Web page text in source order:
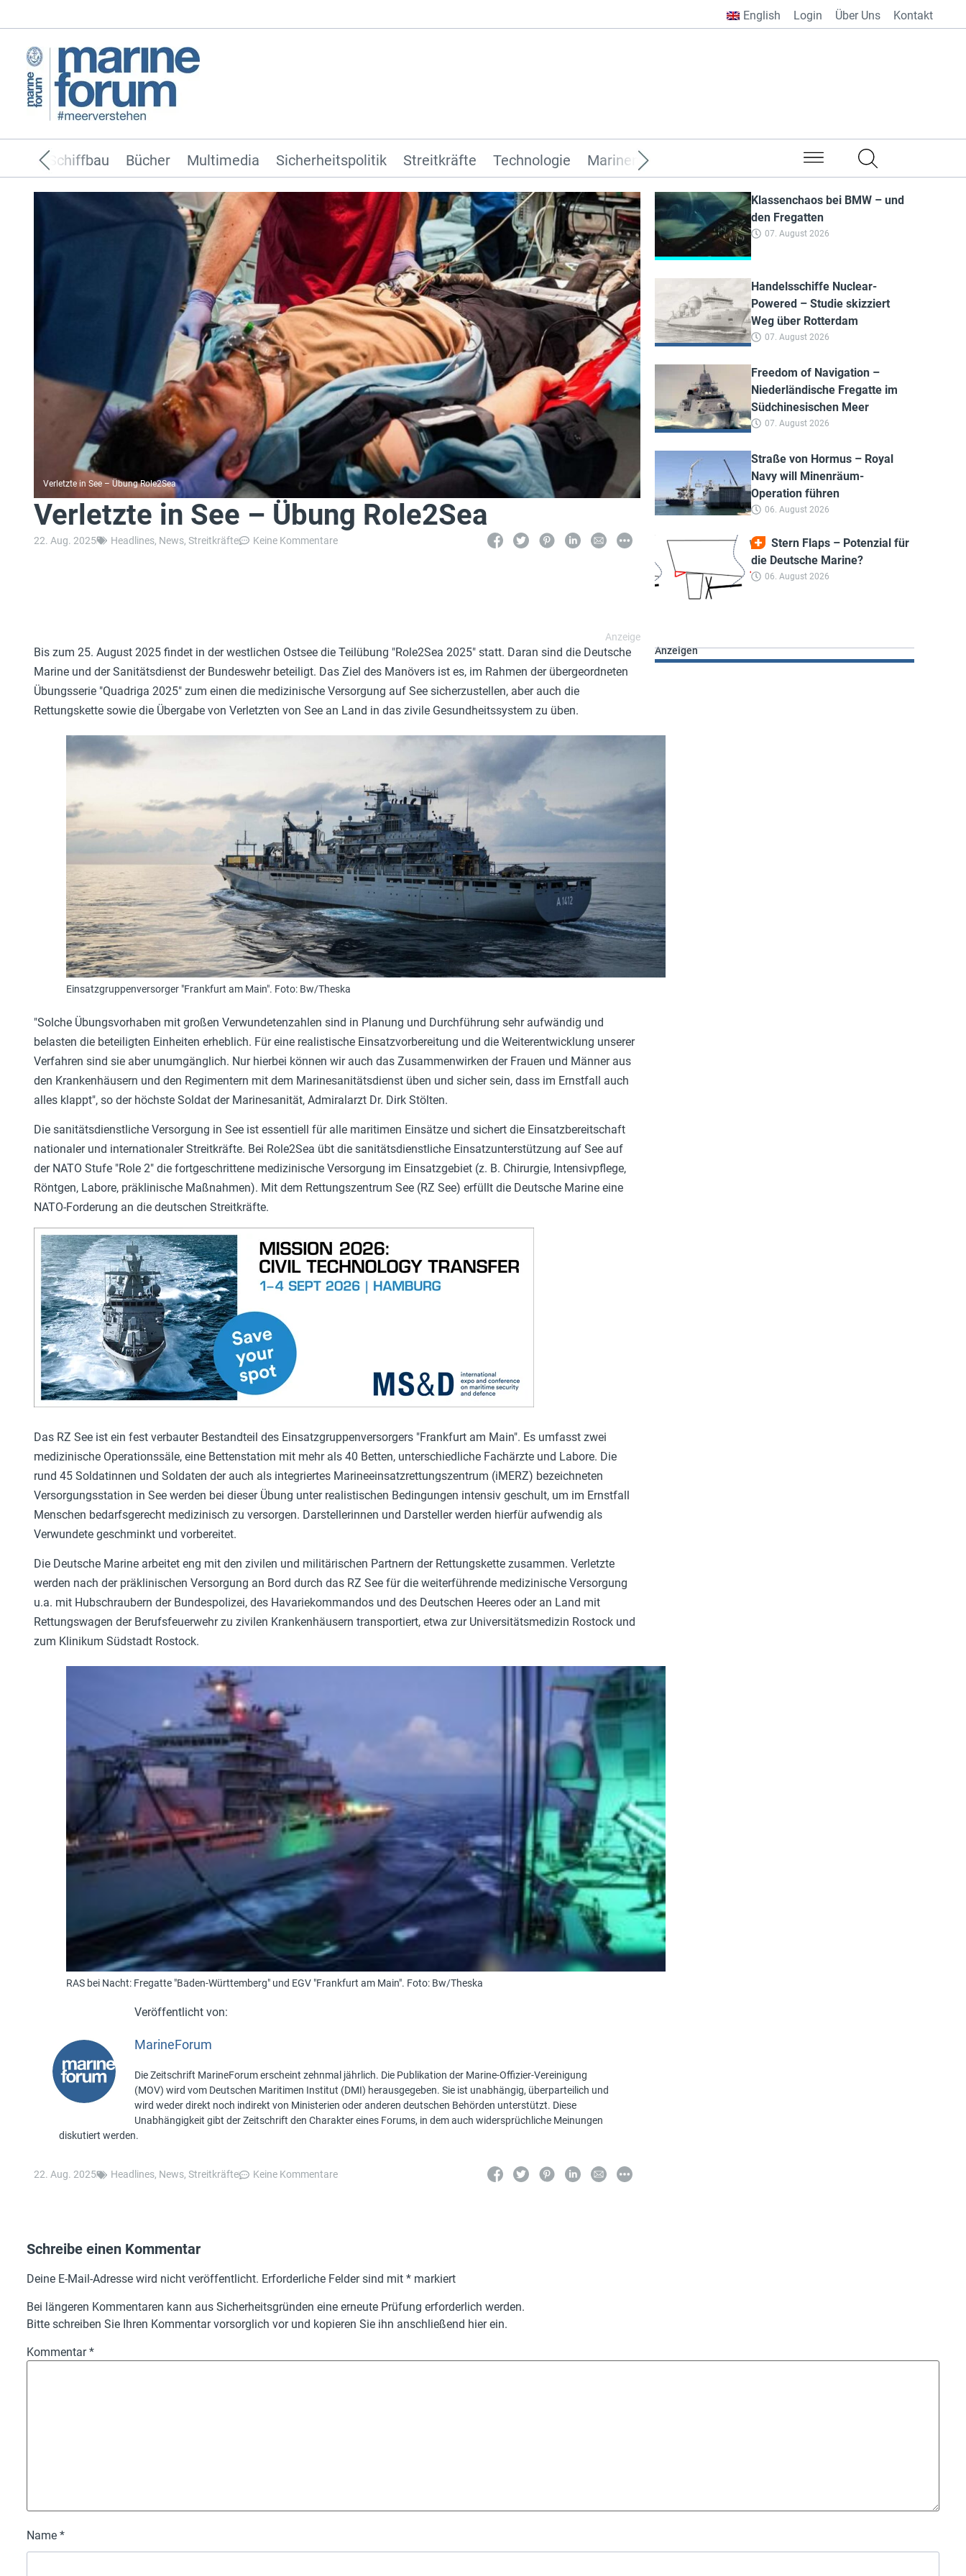
English Login Über Uns Kontakt
Sicherheitspolitik Streitkräfte Technologie Marinen aus aller Welt
Schiffbau Bücher Multimedia
Verletzte in See – Übung Role2Sea
Verletzte in See – Übung Role2Sea
22. Aug. 2025 Headlines, News, Streitkräfte Keine Kommentare
Klassenchaos bei BMW – und
den Fregatten
07. August 2026
Handelsschiffe Nuclear-
Powered – Studie skizziert
Weg über Rotterdam
07. August 2026
Freedom of Navigation –
Niederländische Fregatte im
Südchinesischen Meer
07. August 2026
Straße von Hormus – Royal
Navy will Minenräum-
Operation führen
06. August 2026
Stern Flaps – Potenzial für
die Deutsche Marine?
06. August 2026
Bis zum 25. August 2025 findet in der westlichen Ostsee die Teilübung "Role2Sea 2025" statt. Daran sind die Deutsche
Marine und der Sanitätsdienst der Bundeswehr beteiligt. Das Ziel des Manövers ist es, im Rahmen der übergeordneten
Übungsserie "Quadriga 2025" zum einen die medizinische Versorgung auf See sicherzustellen, aber auch die
Rettungskette sowie die Übergabe von Verletzten von See an Land in das zivile Gesundheitssystem zu üben.
Einsatzgruppenversorger "Frankfurt am Main". Foto: Bw/Theska
"Solche Übungsvorhaben mit großen Verwundetenzahlen sind in Planung und Durchführung sehr aufwändig und
belasten die beteiligten Einheiten erheblich. Für eine realistische Einsatzvorbereitung und die Weiterentwicklung unserer
Verfahren sind sie aber unumgänglich. Nur hierbei können wir auch das Zusammenwirken der Frauen und Männer aus
den Krankenhäusern und den Regimentern mit dem Marinesanitätsdienst üben und sicher sein, dass im Ernstfall auch
alles klappt", so der höchste Soldat der Marinesanität, Admiralarzt Dr. Dirk Stölten.
Die sanitätsdienstliche Versorgung in See ist essentiell für alle maritimen Einsätze und sichert die Einsatzbereitschaft
nationaler und internationaler Streitkräfte. Bei Role2Sea übt die sanitätsdienstliche Einsatzunterstützung auf See auf
der NATO Stufe "Role 2" die fortgeschrittene medizinische Versorgung im Einsatzgebiet (z. B. Chirurgie, Intensivpflege,
Röntgen, Labore, präklinische Maßnahmen). Mit dem Rettungszentrum See (RZ See) erfüllt die Deutsche Marine eine
NATO-Forderung an die deutschen Streitkräfte.
Das RZ See ist ein fest verbauter Bestandteil des Einsatzgruppenversorgers "Frankfurt am Main". Es umfasst zwei
medizinische Operationssäle, eine Bettenstation mit mehr als 40 Betten, unterschiedliche Fachärzte und Labore. Die
rund 45 Soldatinnen und Soldaten der auch als integriertes Marineeinsatzrettungszentrum (iMERZ) bezeichneten
Versorgungsstation in See werden bei dieser Übung unter realistischen Bedingungen intensiv geschult, um im Ernstfall
Menschen bedarfsgerecht medizinisch zu versorgen. Darstellerinnen und Darsteller werden hierfür aufwendig als
Verwundete geschminkt und vorbereitet.
Die Deutsche Marine arbeitet eng mit den zivilen und militärischen Partnern der Rettungskette zusammen. Verletzte
werden nach der präklinischen Versorgung an Bord durch das RZ See für die weiterführende medizinische Versorgung
u.a. mit Hubschraubern der Bundespolizei, des Havariekommandos und des Deutschen Heeres oder an Land mit
Rettungswagen der Berufsfeuerwehr zu zivilen Krankenhäusern transportiert, etwa zur Universitätsmedizin Rostock und
zum Klinikum Südstadt Rostock.
RAS bei Nacht: Fregatte "Baden-Württemberg" und EGV "Frankfurt am Main". Foto: Bw/Theska
MarineForum
Die Zeitschrift MarineForum erscheint zehnmal jährlich. Die Publikation der Marine-Offizier-Vereinigung
(MOV) wird vom Deutschen Maritimen Institut (DMI) herausgegeben. Sie ist unabhängig, überparteilich und
wird weder direkt noch indirekt von Ministerien oder anderen deutschen Behörden unterstützt. Diese
Unabhängigkeit gibt der Zeitschrift den Charakter eines Forums, in dem auch widersprüchliche Meinungen
diskutiert werden.
22. Aug. 2025 Headlines, News, Streitkräfte Keine Kommentare
Anzeigen
Schreibe einen Kommentar
Deine E-Mail-Adresse wird nicht veröffentlicht. Erforderliche Felder sind mit * markiert
Bei längeren Kommentaren kann aus Sicherheitsgründen eine erneute Prüfung erforderlich werden.
Bitte schreiben Sie Ihren Kommentar vorsorglich vor und kopieren Sie ihn anschließend hier ein.
Kommentar*
Name *